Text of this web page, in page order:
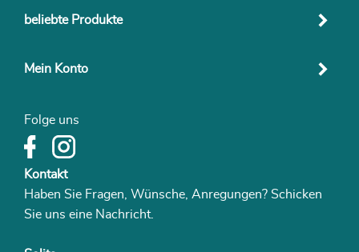
beliebte Produkte
Mein Konto
Folge uns
Kontakt
Haben Sie Fragen, Wünsche, Anregungen? Schicken
Sie uns eine Nachricht.